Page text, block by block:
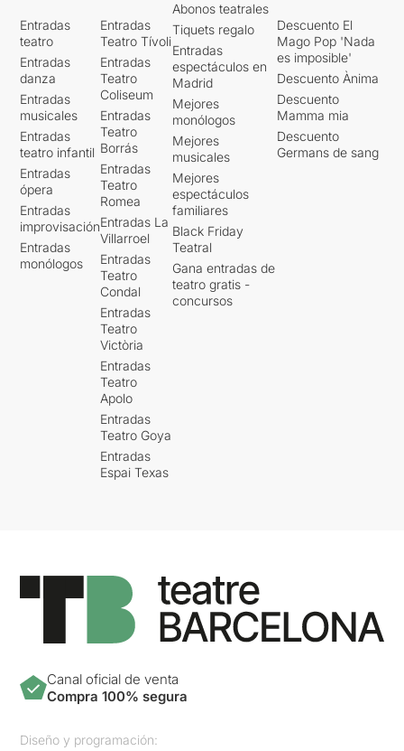
Entradas
teatro
Entradas
danza
Entradas
musicales
Entradas
teatro infantil
Entradas
ópera
Entradas
improvisación
Entradas
monólogos
Entradas
Teatro Tívoli
Entradas
Teatro
Coliseum
Entradas
Teatro
Borrás
Entradas
Teatro
Romea
Entradas La
Villarroel
Entradas
Teatro
Condal
Entradas
Teatro
Victòria
Entradas
Teatro
Apolo
Entradas
Teatro Goya
Entradas
Espai Texas
Abonos teatrales
Tiquets regalo
Entradas
espectáculos en
Madrid
Mejores
monólogos
Mejores
musicales
Mejores
espectáculos
familiares
Black Friday
Teatral
Gana entradas de
teatro gratis -
concursos
Descuento El
Mago Pop 'Nada
es imposible'
Descuento Ànima
Descuento
Mamma mia
Descuento
Germans de sang
Canal oficial de venta
Compra 100% segura
Diseño y programación: